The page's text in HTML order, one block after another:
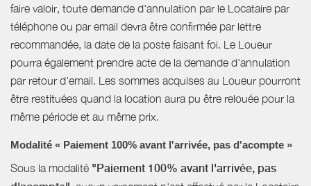
faire valoir, toute demande d'annulation par le Locataire par
téléphone ou par email devra être confirmée par lettre
recommandée, la date de la poste faisant foi. Le Loueur
pourra également prendre acte de la demande d'annulation
par retour d'email. Les sommes acquises au Loueur pourront
être restituées quand la location aura pu être relouée pour la
même période et au même prix.
Modalité « Paiement 100% avant l'arrivée, pas d'acompte »
Sous la modalité "Paiement 100% avant l'arrivée, pas